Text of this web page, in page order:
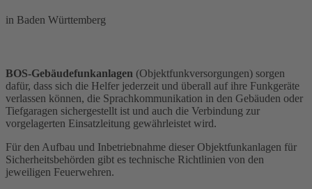
in Baden Württemberg
BOS-Gebäudefunkanlagen (Objektfunkversorgungen) sorgen
dafür, dass sich die Helfer jederzeit und überall auf ihre Funkgeräte
verlassen können, die Sprachkommunikation in den Gebäuden oder
Tiefgaragen sichergestellt ist und auch die Verbindung zur
vorgelagerten Einsatzleitung gewährleistet wird.
Für den Aufbau und Inbetriebnahme dieser Objektfunkanlagen für
Sicherheitsbehörden gibt es technische Richtlinien von den
jeweiligen Feuerwehren.